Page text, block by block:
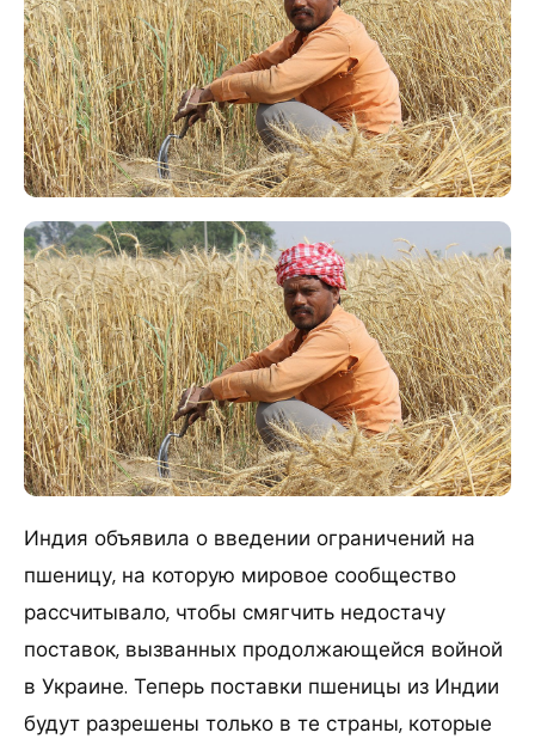
Индия объявила о введении ограничений на
пшеницу, на которую мировое сообщество
рассчитывало, чтобы смягчить недостачу
поставок, вызванных продолжающейся войной
в Украине. Теперь поставки пшеницы из Индии
будут разрешены только в те страны, которые